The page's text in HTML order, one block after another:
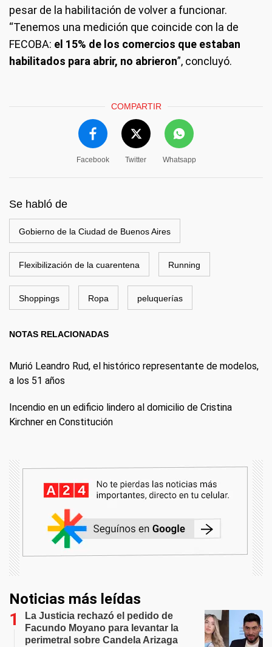
pesar de la habilitación de volver a funcionar.
“Tenemos una medición que coincide con la de
FECOBA: el 15% de los comercios que estaban
habilitados para abrir, no abrieron”, concluyó.
COMPARTIR
Facebook Twitter Whatsapp
Se habló de
Gobierno de la Ciudad de Buenos Aires
Flexibilización de la cuarentena Running
Shoppings Ropa peluquerías
NOTAS RELACIONADAS
Murió Leandro Rud, el histórico representante de modelos,
a los 51 años
Incendio en un edificio lindero al domicilio de Cristina
Kirchner en Constitución
Noticias más leídas
La Justicia rechazó el pedido de
Facundo Moyano para levantar la
perimetral sobre Candela Arizaga